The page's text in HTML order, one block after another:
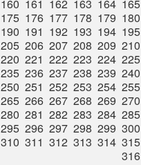
160 161 162 163 164 165
175 176 177 178 179 180
190 191 192 193 194 195
205 206 207 208 209 210
220 221 222 223 224 225
235 236 237 238 239 240
250 251 252 253 254 255
265 266 267 268 269 270
280 281 282 283 284 285
295 296 297 298 299 300
310 311 312 313 314 315
316